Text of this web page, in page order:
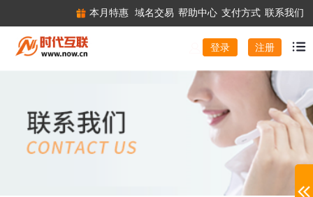
本月特惠 域名交易 帮助中心 支付方式 联系我们
登录 注册